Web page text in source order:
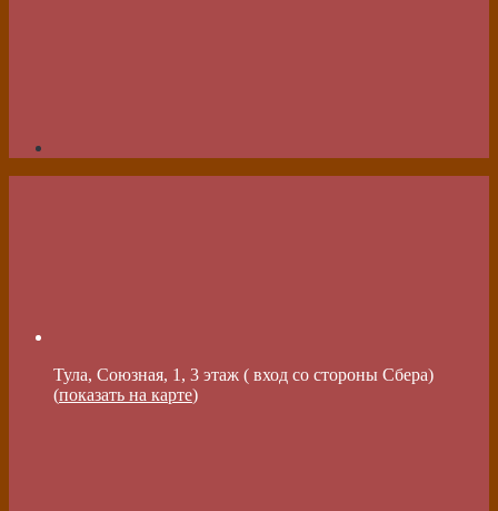
Тула, Союзная, 1, 3 этаж ( вход со стороны Сбера)
(показать на карте)